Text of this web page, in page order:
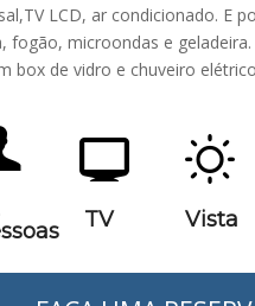
LCD, ar condicionado. E
fogão, microondas e
box de vidro e chuveiro
TV Vista